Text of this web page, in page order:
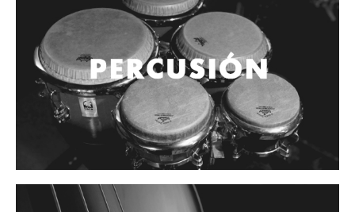
Controladores
Tornamesa
Mezcladora
Interfaz
Audifonos
Accesorios